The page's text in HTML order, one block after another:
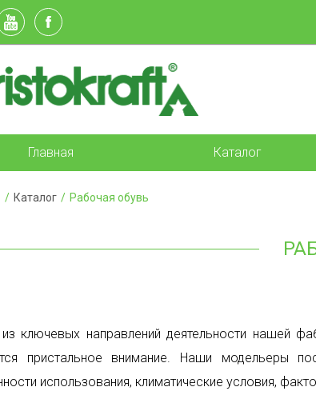
Главная Каталог
/ Каталог / Рабочая обувь
ключевых направлений деятельности нашей
пристальное внимание. Наши модельеры
использования, климатические условия,